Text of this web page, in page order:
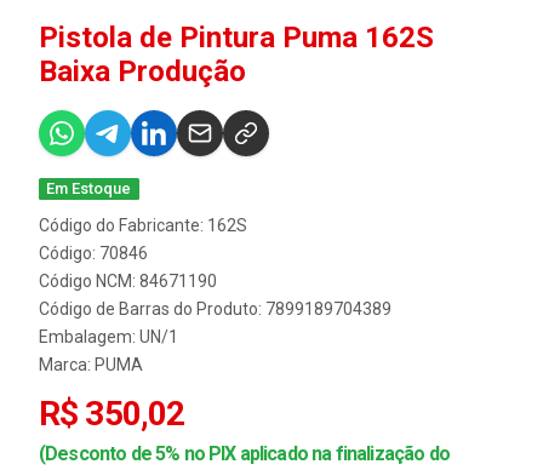
Pistola de Pintura Puma 162S
Baixa Produção
Em Estoque
Código do Fabricante: 162S
Código: 70846
Código NCM: 84671190
Código de Barras do Produto: 7899189704389
Embalagem: UN/1
Marca: PUMA
R$ 350,02
(Desconto de 5% no PIX aplicado na finalização do